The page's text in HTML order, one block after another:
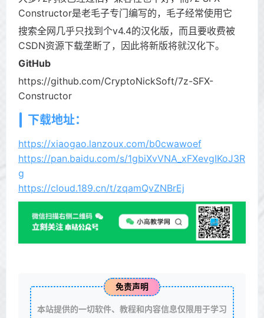
Constructor是老毛子专门编写的，毛子经常使用它
搜索全网几乎只找到个v4.4的汉化版，而且要收费被
CSDN资源下载垄断了，因此将新版将就汉化下。
GitHub
https://github.com/CryptoNickSoft/7z-SFX-
Constructor
下载地址：
https://xiaogao.lanzoux.com/b0cwawoef
https://pan.baidu.com/s/1gbiXvVNA_xFXevgIKoJ3R
g
https://cloud.189.cn/t/zqamQvZNBrEj
免责声明
本站提供的一切软件、教程和内容信息仅限用于学习